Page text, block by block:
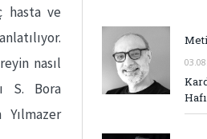
hasta ve
nasıl
S. Bora